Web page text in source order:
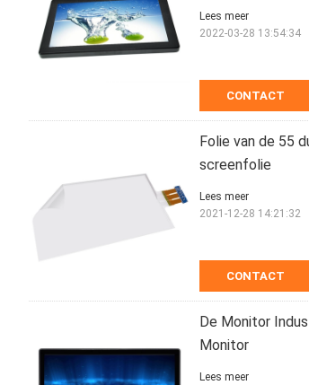
CONTACT
Lees meer
2022-03-28 13:54:34
Folie van de 55
screenfolie
CONTACT
Lees meer
2021-12-28 14:21:32
De Monitor
Monitor
Lees meer